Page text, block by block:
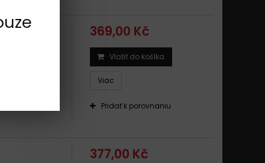
SUZUKI
369,00 Kč
Vložiť do košíka
Viac
Pridať k porovnaniu
377,00 Kč